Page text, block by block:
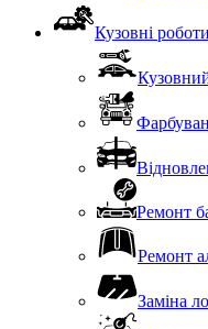
Кузовні роботи
Ремонт
Ремонт
Заміна